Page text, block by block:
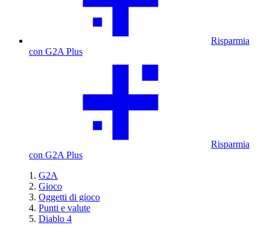
Risparmia
con G2A Plus
Risparmia
con G2A Plus
G2A
Gioco
Oggetti di gioco
Punti e valute
Diablo 4